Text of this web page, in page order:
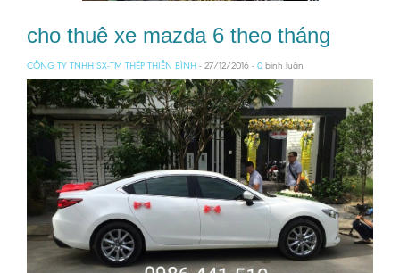
cho thuê xe mazda 6 theo tháng
CÔNG TY TNHH SX-TM THÉP THIÊN BÌNH - 27/12/2016 - 0 bình luận